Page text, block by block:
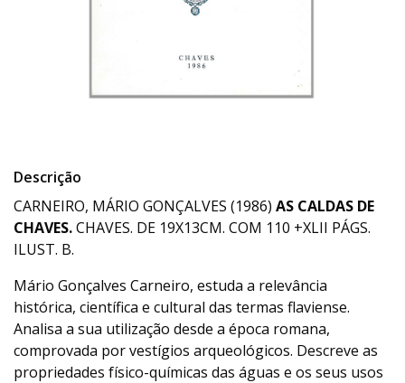
Descrição
CARNEIRO, MÁRIO GONÇALVES (1986) AS CALDAS DE
CHAVES.CHAVES. DE 19X13CM. COM 110 +XLII PÁGS.
ILUST. B.
Mário Gonçalves Carneiro, estuda a relevância
histórica, científica e cultural das termas flaviense.
Analisa a sua utilização desde a época romana,
comprovada por vestígios arqueológicos. Descreve as
propriedades físico-químicas das águas e os seus usos